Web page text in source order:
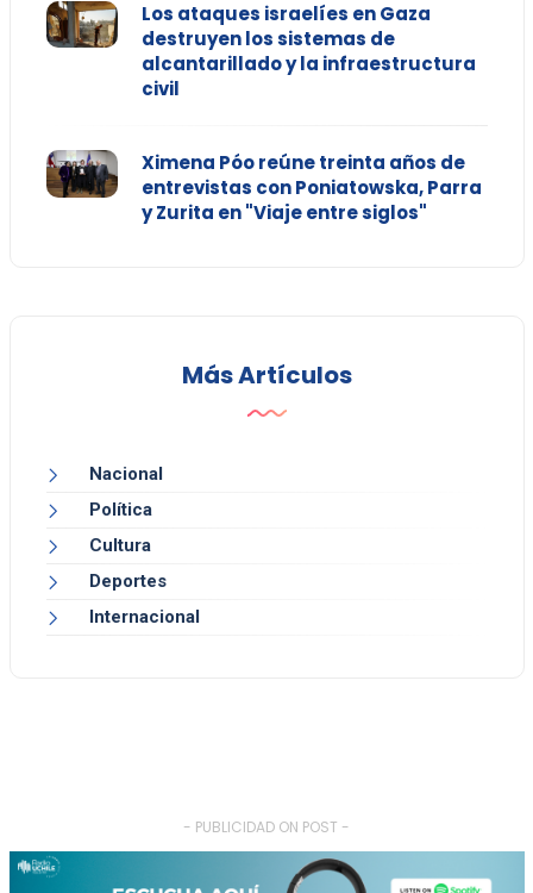
Los ataques israelíes en Gaza
destruyen los sistemas de
alcantarillado y la infraestructura
civil
Ximena Póo reúne treinta años de
entrevistas con Poniatowska, Parra
y Zurita en "Viaje entre siglos"
Más Artículos
Nacional
Política
Cultura
Deportes
Internacional
- PUBLICIDAD ON POST -